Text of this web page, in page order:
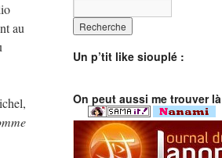
au
Un p’tit like siouplé :
On peut aussi me trouver là